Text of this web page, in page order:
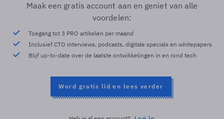
Maak een gratis account aan en geniet van alle
voordelen:
Toegang tot 3 PRO artikelen per maand
Inclusief CTO interviews, podcasts, digitale specials en whitepapers
Blijf up-to-date over de laatste ontwikkelingen in en rond tech
Word gratis lid en lees verder